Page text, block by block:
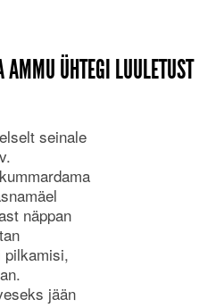
ÜHTEGI LUULETUST
seinale
näppan
pilkamisi,
jään